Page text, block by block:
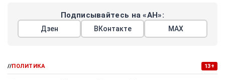
Подписывайтесь на «АН»:
Дзен ВКонтакте МАХ
//ПОЛИТИКА 13+